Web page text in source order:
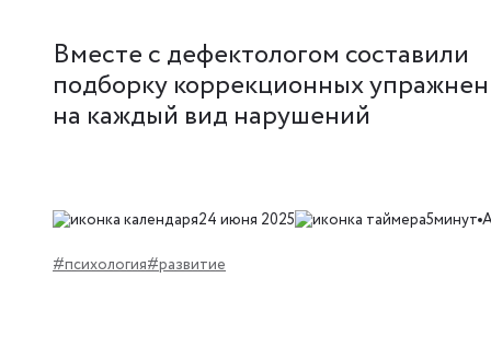
Вместе с дефектологом составили
подборку коррекционных
на каждый вид нарушений
24 июня 2025 5минут
#психология#развитие